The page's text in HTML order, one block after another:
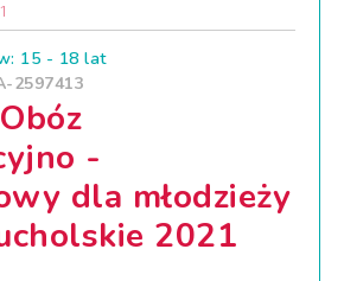
15 - 18 lat
2597413
-
dla młodzieży
2021